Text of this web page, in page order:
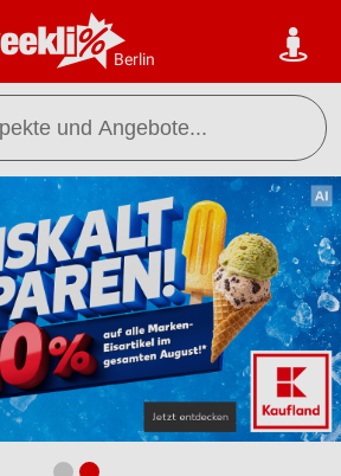
Berlin